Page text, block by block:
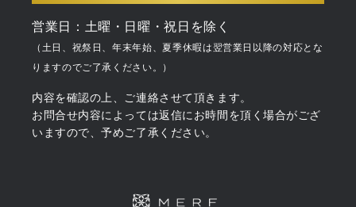
営業日：土曜・日曜・祝日を除く
（土日、祝祭日、年末年始、夏季休暇は翌営業日以降の対応とな
りますのでご了承ください。）
内容を確認の上、ご連絡させて頂きます。
お問合せ内容によっては返信にお時間を頂く場合がござ
いますので、予めご了承ください。